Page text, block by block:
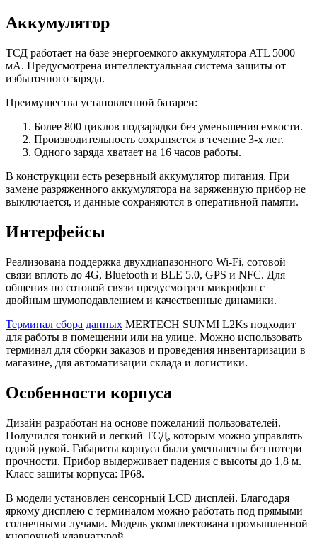
Аккумулятор
ТСД работает на базе энергоемкого аккумулятора ATL 5000
мА. Предусмотрена интеллектуальная система защиты от
избыточного заряда.
Преимущества установленной батареи:
Более 800 циклов подзарядки без уменьшения емкости.
Производительность сохраняется в течение 3-х лет.
Одного заряда хватает на 16 часов работы.
В конструкции есть резервный аккумулятор питания. При
замене разряженного аккумулятора на заряженную прибор не
выключается, и данные сохраняются в оперативной памяти.
Интерфейсы
Реализована поддержка двухдиапазонного Wi-Fi, сотовой
связи вплоть до 4G, Bluetooth и BLE 5.0, GPS и NFC. Для
общения по сотовой связи предусмотрен микрофон с
двойным шумоподавлением и качественные динамики.
Терминал сбора данных MERTECH SUNMI L2Ks подходит
для работы в помещении или на улице. Можно использовать
терминал для сборки заказов и проведения инвентаризации в
магазине, для автоматизации склада и логистики.
Особенности корпуса
Дизайн разработан на основе пожеланий пользователей.
Получился тонкий и легкий ТСД, которым можно управлять
одной рукой. Габариты корпуса были уменьшены без потери
прочности. Прибор выдерживает падения с высоты до 1,8 м.
Класс защиты корпуса: IP68.
В модели установлен сенсорный LCD дисплей. Благодаря
яркому дисплею с терминалом можно работать под прямыми
солнечными лучами. Модель укомплектована промышленной